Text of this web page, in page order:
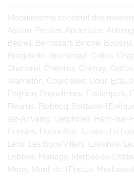
Modulehome construit des
Aiseau-Presles, Anderlues,
Beloeil, Bernissart, Binche,
Brugelette, Brunehaut, Celles,
Charleroi, Chièvres, Chimay,
Warneton, Courcelles, Dour,
Enghien, Erquelinnes, Estaimpuis,
Fleurus, Flobecq, Fontaine-
lez-Anvaing, Gerpinnes, Ham-sur-
Hensies, Honnelles, Jurbise, La
Lens, Les Bons Villers, Lessines,
Lobbes, Manage, Merbes-le-
Mons, Mont-de-l’Enclus,